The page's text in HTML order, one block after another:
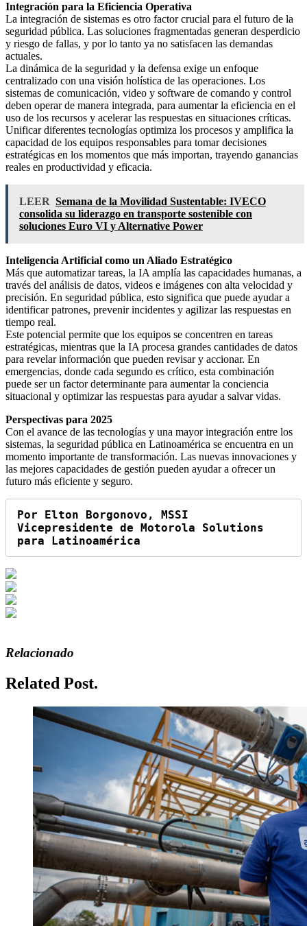
Integración para la Eficiencia Operativa
La integración de sistemas es otro factor crucial para el futuro de la
seguridad pública. Las soluciones fragmentadas generan desperdicio
y riesgo de fallas, y por lo tanto ya no satisfacen las demandas
actuales.
La dinámica de la seguridad y la defensa exige un enfoque
centralizado con una visión holística de las operaciones. Los
sistemas de comunicación, video y software de comando y control
deben operar de manera integrada, para aumentar la eficiencia en el
uso de los recursos y acelerar las respuestas en situaciones críticas.
Unificar diferentes tecnologías optimiza los procesos y amplifica la
capacidad de los equipos responsables para tomar decisiones
estratégicas en los momentos que más importan, trayendo ganancias
reales en productividad y eficacia.
LEER Semana de la Movilidad Sustentable: IVECO
consolida su liderazgo en transporte sostenible con
soluciones Euro VI y Alternative Power
Inteligencia Artificial como un Aliado Estratégico
Más que automatizar tareas, la IA amplía las capacidades humanas, a
través del análisis de datos, videos e imágenes con alta velocidad y
precisión. En seguridad pública, esto significa que puede ayudar a
identificar patrones, prevenir incidentes y agilizar las respuestas en
tiempo real.
Este potencial permite que los equipos se concentren en tareas
estratégicas, mientras que la IA procesa grandes cantidades de datos
para revelar información que pueden revisar y accionar. En
emergencias, donde cada segundo es crítico, esta combinación
puede ser un factor determinante para aumentar la conciencia
situacional y optimizar las respuestas para ayudar a salvar vidas.
Perspectivas para 2025
Con el avance de las tecnologías y una mayor integración entre los
sistemas, la seguridad pública en Latinoamérica se encuentra en un
momento importante de transformación. Las nuevas innovaciones y
las mejores capacidades de gestión pueden ayudar a ofrecer un
futuro más eficiente y seguro.
Por Elton Borgonovo, MSSI
Vicepresidente de Motorola Solutions
para Latinoamérica
Relacionado
Related Post.